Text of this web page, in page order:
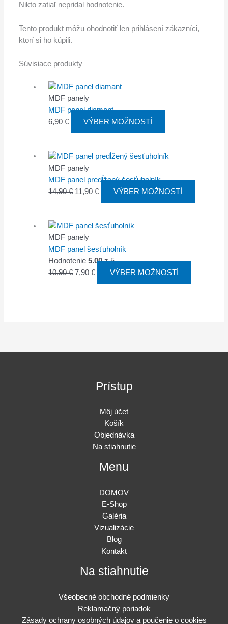
Nikto zatiaľ nepridal hodnotenie.
Tento produkt môžu ohodnotiť len prihlásení zákazníci,
ktorí si ho kúpili.
Súvisiace produkty
MDF panely
MDF panel diamant
6,90€ VÝBER MOŽNOSTÍ
MDF panely
MDF panel predĺžený šesťuholník
14,90€ 11,90€ VÝBER MOŽNOSTÍ
MDF panely
MDF panel šesťuholník
Hodnotenie5.00z 5
10,90€ 7,90€ VÝBER MOŽNOSTÍ
Prístup
Môj účet
Košík
Objednávka
Na stiahnutie
Menu
DOMOV
E-Shop
Galéria
Vizualizácie
Blog
Kontakt
Na stiahnutie
Všeobecné obchodné podmienky
Reklamačný poriadok
Zásady ochrany osobných údajov a poučenie o cookies